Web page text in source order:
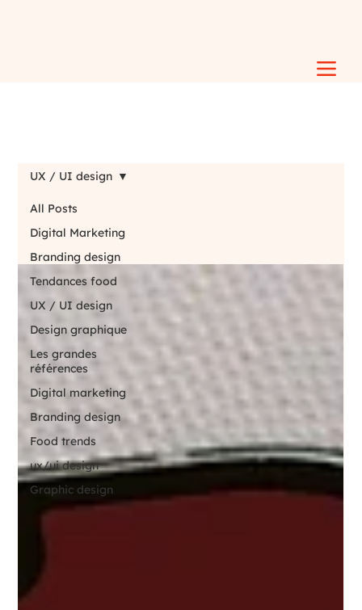
All Posts
Digital Marketing
Branding design
Tendances food
UX / UI design
Design graphique
Les grandes
références
Digital marketing
Branding design
Food trends
ux/ui design
Graphic design
UX / UI design